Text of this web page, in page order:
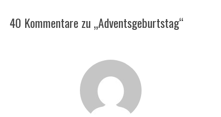
40 Kommentare zu „Adventsgeburtstag“